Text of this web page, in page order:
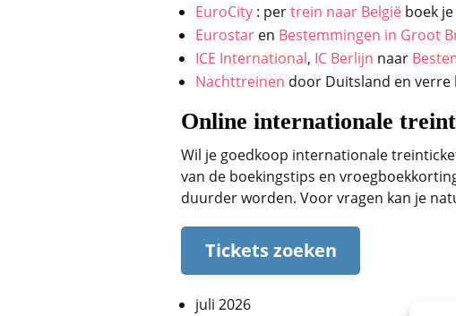
EuroCity : pertrein naar België boek
Eurostar en Bestemmingen in Groot
ICE International, IC Berlijn naar
Nachttreinen door Duitsland en verre
Online internationale
Wil je goedkoop internationale
van de boekingstips en
duurder worden. Voor vragen kan je
Tickets zoeken
juli 2026